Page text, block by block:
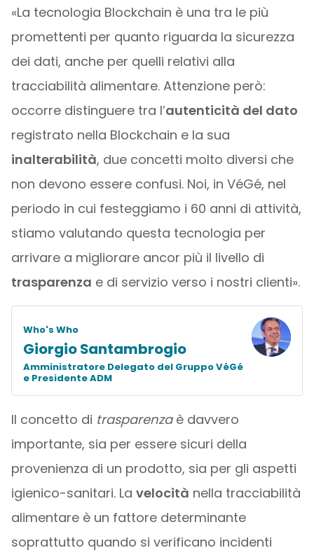
«La tecnologia Blockchain è una tra le più
promettenti per quanto riguarda la sicurezza
dei dati, anche per quelli relativi alla
tracciabilità alimentare. Attenzione però:
occorre distinguere tra l’autenticità del dato
registrato nella Blockchain e la sua
inalterabilità, due concetti molto diversi che
non devono essere confusi. Noi, in VéGé, nel
periodo in cui festeggiamo i 60 anni di attività,
stiamo valutando questa tecnologia per
arrivare a migliorare ancor più il livello di
trasparenza e di servizio verso i nostri clienti».
Who's Who
Giorgio Santambrogio
Amministratore Delegato del Gruppo VéGé
e Presidente ADM
Il concetto di trasparenzaè davvero
importante, sia per essere sicuri della
provenienza di un prodotto, sia per gli aspetti
igienico-sanitari. La velocità nella tracciabilità
alimentare è un fattore determinante
soprattutto quando si verificano incidenti